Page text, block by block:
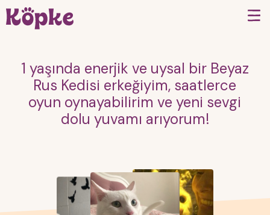
1 yaşında enerjik ve uysal bir Beyaz
Rus Kedisi erkeğiyim, saatlerce
oyun oynayabilirim ve yeni sevgi
dolu yuvamı arıyorum!